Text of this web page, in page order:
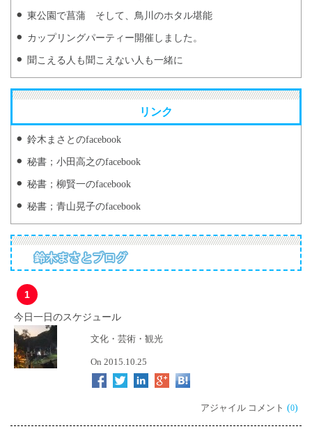
東公園で菖蒲 そして、鳥川のホタル堪能
カップリングパーティー開催しました。
聞こえる人も聞こえない人も一緒に
リンク
鈴木まさとのfacebook
秘書；小田高之のfacebook
秘書；柳賢一のfacebook
秘書；青山晃子のfacebook
1
今日一日のスケジュール
文化・芸術・観光
On 2015.10.25
アジャイル コメント (0)